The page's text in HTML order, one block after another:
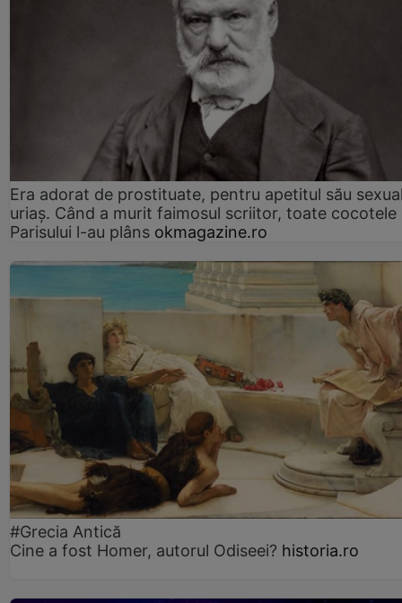
Era adorat de prostituate, pentru apetitul său
uriaș. Când a murit faimosul scriitor, toate cocotele
Parisului l-au plâns okmagazine.ro
#Grecia Antică
Cine a fost Homer, autorul Odiseei? historia.ro